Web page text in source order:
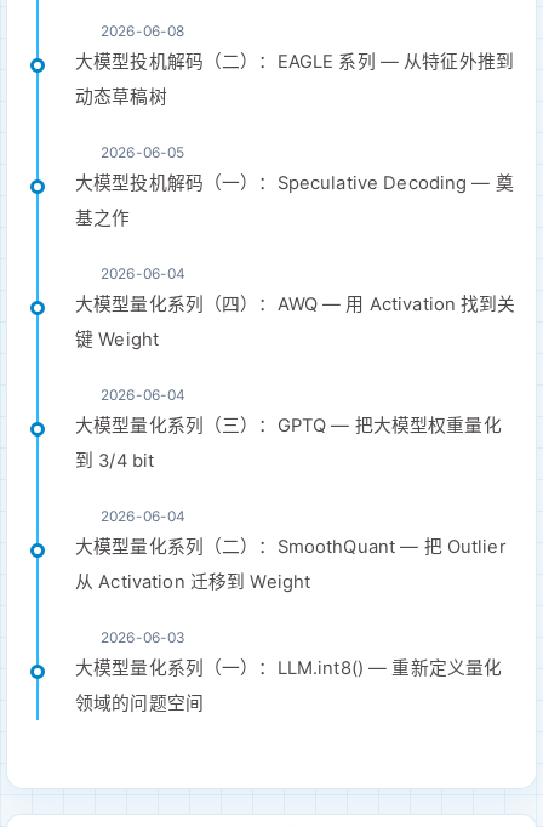
2026-06-08
大模型投机解码（二）：EAGLE 系列 — 从特征外推到
动态草稿树
2026-06-05
大模型投机解码（一）：Speculative Decoding — 奠
基之作
2026-06-04
大模型量化系列（四）：AWQ — 用 Activation 找到关
键 Weight
2026-06-04
大模型量化系列（三）：GPTQ — 把大模型权重量化
到 3/4 bit
2026-06-04
大模型量化系列（二）：SmoothQuant — 把 Outlier
从 Activation 迁移到 Weight
2026-06-03
大模型量化系列（一）：LLM.int8() — 重新定义量化
领域的问题空间